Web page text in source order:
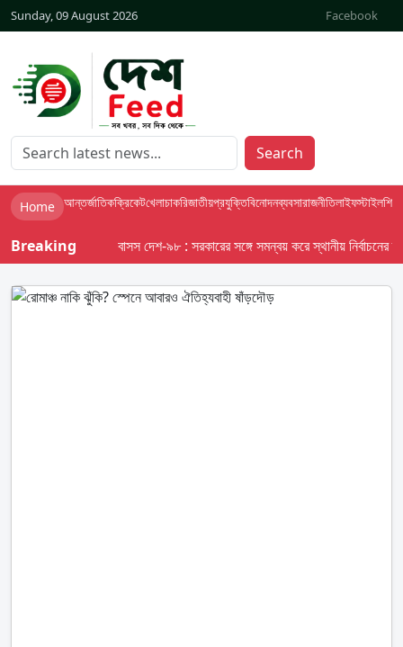
Sunday, 09 August 2026 Facebook
Search
Home আন্তর্জাতিকক্রিকেটখেলাচাকরিজাতীয়প্রযুক্তিবিনোদনব্যবসারাজনীতিলাইফস্টাইলশিক্ষা
Breaking বাসস দেশ-৯৮ : সরকারের সঙ্গে সমন্বয় করে স্থানীয় নির্বাচনের